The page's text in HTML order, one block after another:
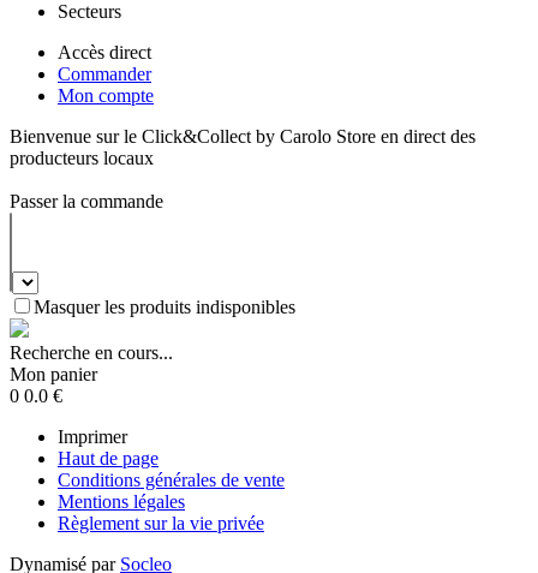
Secteurs
Accès direct
Commander
Mon compte
Bienvenue sur le Click&Collect by Carolo Store en direct des
producteurs locaux
Passer la commande
Masquer les produits indisponibles
Recherche en cours...
Mon panier
0 0.0 €
Imprimer
Haut de page
Conditions générales de vente
Mentions légales
Règlement sur la vie privée
Dynamisé par Socleo